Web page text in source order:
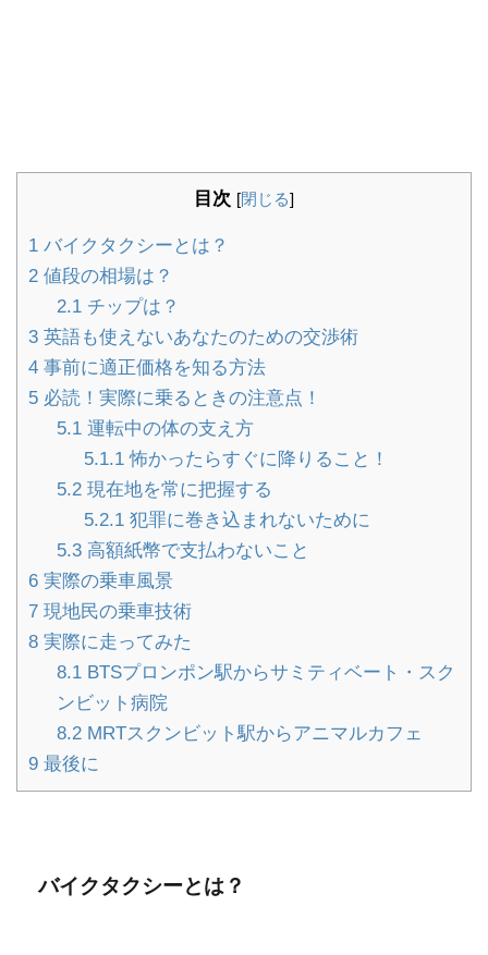
目次 [閉じる]
1 バイクタクシーとは？
2 値段の相場は？
2.1チップは？
3 英語も使えないあなたのための交渉術
4 事前に適正価格を知る方法
5 必読！実際に乗るときの注意点！
5.1運転中の体の支え方
5.1.1 怖かったらすぐに降りること！
5.2現在地を常に把握する
5.2.1 犯罪に巻き込まれないために
5.3高額紙幣で支払わないこと
6 実際の乗車風景
7 現地民の乗車技術
8 実際に走ってみた
8.1BTSプロンポン駅からサミティベート・スク
ンビット病院
8.2MRTスクンビット駅からアニマルカフェ
9 最後に
バイクタクシーとは？